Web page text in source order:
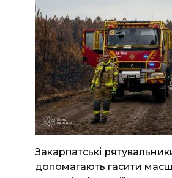
Закарпатські
допомагають гасити